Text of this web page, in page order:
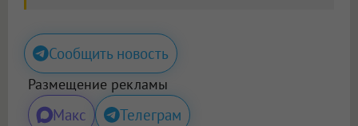
Сообщить новость
Размещение рекламы
Макс Телеграм